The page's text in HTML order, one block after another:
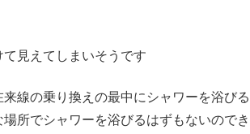
見えてしまいそうです
の乗り換えの最中にシャワーを浴びる
所でシャワーを浴びるはずもないのでき